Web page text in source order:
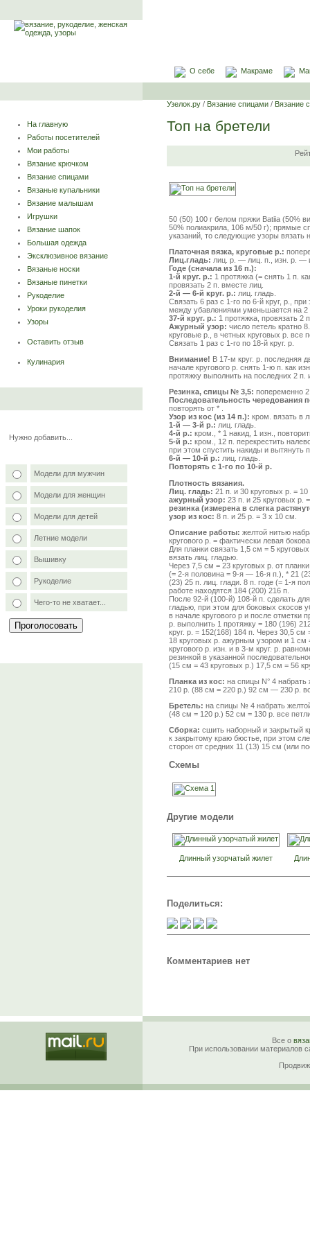
О себе Макраме
На главную
Работы посетителей
Мои работы
Вязание крючком
Вязание спицами
Вязаные купальники
Вязание малышам
Игрушки
Вязание шапок
Большая одежда
Эксклюзивное вязание
Вязаные носки
Вязаные пинетки
Рукоделие
Уроки рукоделия
Узоры
Оставить отзыв
Кулинария
Нужно добавить...
Модели для мужчин
Модели для женщин
Модели для детей
Летние модели
Вышивку
Рукоделие
Чего-то не хватает...
Узелок.ру / Вязание спицами / Вязание
Топ на бретели
50 (50) 100 г белом пряжи Batiia (50%
50% полиакрила, 106 м/50 г); прямые
указаний, то следующие узоры вязать
Платочная вязка, круговые р.:
Лиц.гладь: лиц. р. — лиц. п., изн. р. —
Годе (сначала из 16 п.):
1-й круг. р.: 1 протяжка (= снять 1 п.
провязать 2 п. вместе лиц.
2-й — 6-й круг. р.: лиц. гладь.
Связать 6 раз с 1-го по 6-й круг, р.,
между убавлениями уменьшается на 2
37-й круг. р.: 1 протяжка, провязать 2
Ажурный узор: число петель кратно
круговые р., в четных круговых р. все
Связать 1 раз с 1-го по 18-й круг. р.
Внимание! В 17-м круг. р. последняя
начале кругового р. снять 1-ю п. как
протяжку выполнить на последних 2 п.
Резинка, спицы № 3,5: попеременно
Последовательность чередования
повторять от * .
Узор из кос (из 14 п.): кром. вязать в
1-й — 3-й р.: лиц. гладь.
4-й р.: кром., * 1 накид, 1 изн.,
5-й р.: кром., 12 п. перекрестить
при этом спустить накиды и вытянуть
6-й — 10-й р.: лиц. гладь.
Повторять с 1-го по 10-й р.
Плотность вязания.
Лиц. гладь: 21 п. и 30 круговых р. =
ажурный узор: 23 п. и 25 круговых р.
резинка (измерена в слегка
узор из кос: 8 п. и 25 р. = 3 x 10 см.
Описание работы: желтой нитью
кругового р. = фактически левая
Для планки связать 1,5 см = 5
вязать лиц. гладью.
Через 7,5 см = 23 круговых р. от
(= 2-я половина = 9-я — 16-я п.), * 21
(23) 25 п. лиц. глади. 8 п. годе (= 1-я
работе находятся 184 (200) 216 п.
После 92-й (100-й) 108-й п. сделать
гладью, при этом для боковых скосов
в начале кругового р и после отметки
р. выполнить 1 протяжку = 180 (196)
круг. р. = 152(168) 184 п. Через 30,5 см
18 круговых р. ажурным узором и 1 см
кругового р. изн. и в 3-м круг. р.
резинкой в указанной
(15 см = 43 круговых р.) 17,5 см = 56
Планка из кос: на спицы N° 4 набрать
210 р. (88 см = 220 р.) 92 см — 230 р.
Бретель: на спицы № 4 набрать
(48 см = 120 р.) 52 см = 130 р. все
Сборка: сшить наборный и закрытый
к закрытому краю бюстье, при этом
сторон от средних 11 (13) 15 см (или
Схемы
Другие модели
Длинный узорчатый жилет
Поделиться:
Комментариев нет
Все о
При использовании материалов